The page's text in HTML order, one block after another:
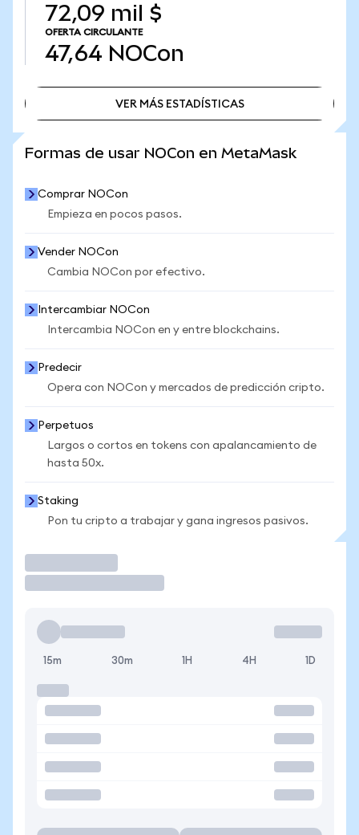
72,09 mil $
OFERTA CIRCULANTE
47,64 NOCon
VER MÁS ESTADÍSTICAS
Formas de usar NOCon en MetaMask
Comprar NOCon
Empieza en pocos pasos.
Vender NOCon
Cambia NOCon por efectivo.
Intercambiar NOCon
Intercambia NOCon en y entre blockchains.
Predecir
Opera con NOCon y mercados de predicción cripto.
Perpetuos
Largos o cortos en tokens con apalancamiento de
hasta 50x.
Staking
Pon tu cripto a trabajar y gana ingresos pasivos.
15m 30m 1H 4H 1D